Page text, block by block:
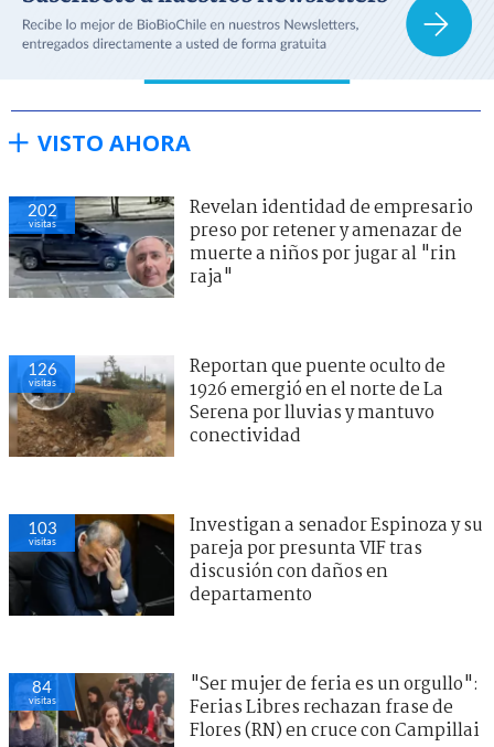
VISTO AHORA
202
visitas
Revelan identidad de empresario
preso por retener y amenazar de
muerte a niños por jugar al "rin
raja"
126
visitas
Reportan que puente oculto de
1926 emergió en el norte de La
Serena por lluvias y mantuvo
conectividad
103
visitas
Investigan a senador Espinoza y su
pareja por presunta VIF tras
discusión con daños en
departamento
84
visitas
"Ser mujer de feria es un orgullo":
Ferias Libres rechazan frase de
Flores (RN) en cruce con Campillai